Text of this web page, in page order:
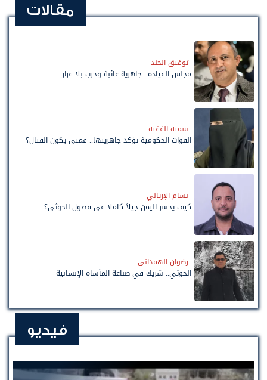
مقالات
توفيق الجند
مجلس القيادة.. جاهزية غائبة وحرب بلا قرار
سمية الفقيه
القوات الحكومية تؤكد جاهزيتها.. فمتى يكون القتال؟
بسام الإرياني
كيف يخسر اليمن جيلاً كاملًا في فصول الحوثي؟
رضوان الهمداني
الحوثي.. شريك في صناعة المأساة الإنسانية
فيديو